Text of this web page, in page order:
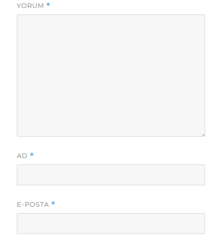
YORUM *
AD *
E-POSTA *